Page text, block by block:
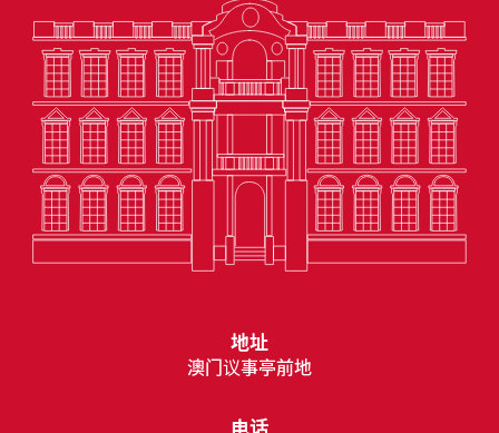
地址
澳门议事亭前地
电话